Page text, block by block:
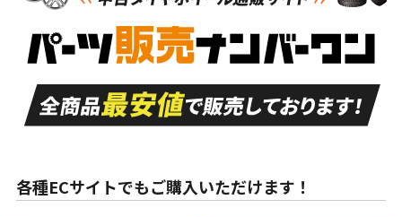
S
品）
S
新車外し品（新古
付き
A
走行距離も少なく、
目立つ傷もほとんど
ない中古品
A
走行距離も少なく、
非常に状態の良い中
古品
な中古品
んどない中古品
各種ECサイトでもご購入いただけます！